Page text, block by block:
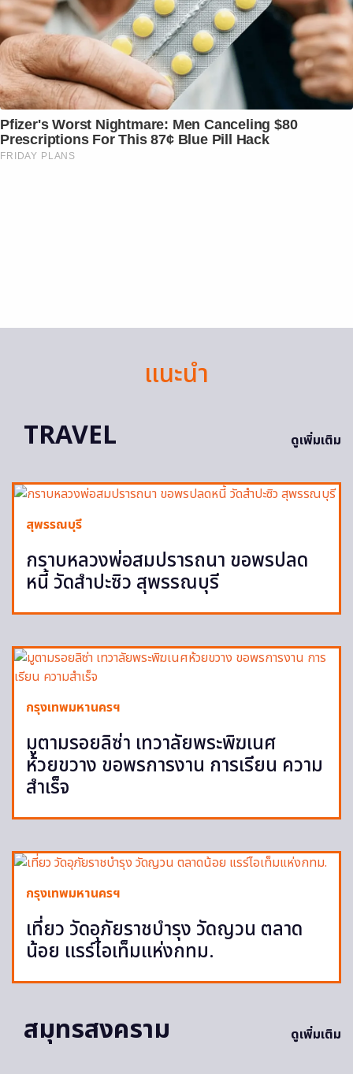
Pfizer's Worst Nightmare: Men Canceling $80
Prescriptions For This 87¢ Blue Pill Hack
FRIDAY PLANS
แนะนำ
TRAVEL
ดูเพิ่มเติม
สุพรรณบุรี
กราบหลวงพ่อสมปรารถนา ขอพรปลด
หนี้ วัดสำปะซิว สุพรรณบุรี
กรุงเทพมหานครฯ
มูตามรอยลิซ่า เทวาลัยพระพิฆเนศ
ห้วยขวาง ขอพรการงาน การเรียน ความ
สำเร็จ
กรุงเทพมหานครฯ
เที่ยว วัดอุภัยราชบำรุง วัดญวน ตลาด
น้อย แรร์ไอเท็มแห่งกทม.
สมุทรสงคราม ดูเพิ่มเติม